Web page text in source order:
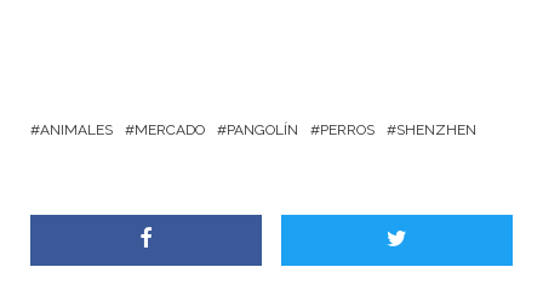
ANIMALES MERCADO PANGOLÍN PERROS SHENZHEN